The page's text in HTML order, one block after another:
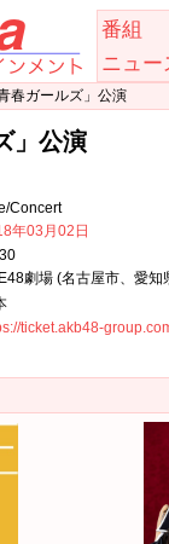
番組
ニュー
春ガールズ」公演
」公演
Concert
年03月02日
劇場 (名古屋市、愛知
ticket.akb48-